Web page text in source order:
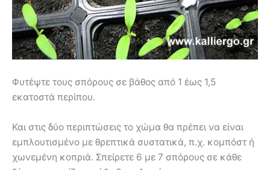
Φυτέψτε τους σπόρους σε βάθος από 1 έως 1,5
εκατοστά περίπου.
Και στις δύο περιπτώσεις το χώμα θα πρέπει να είναι
εμπλουτισμένο με θρεπτικά συστατικά, π.χ. κομπόστ ή
χωνεμένη κοπριά. Σπείρετε 6 με 7 σπόρους σε κάθε